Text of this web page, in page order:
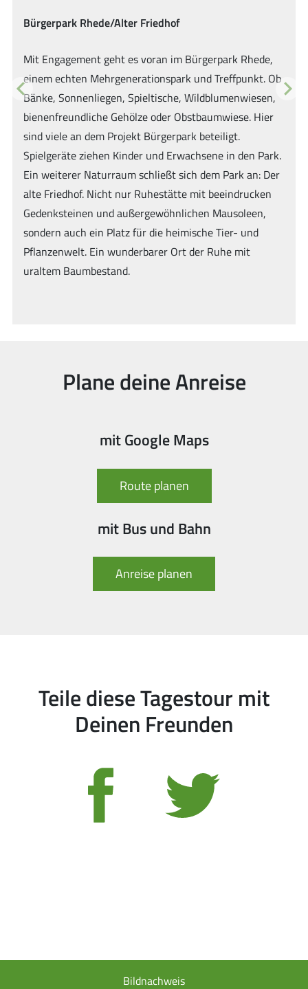
Ob
Hier
Park.
an: Der
NSG Burlo-Vardingholter Venn
Hören und Staunen: Geschätzte 4500 Jahre alt
Burlo Vardingholter Venn und schon im Jahre
wurde es zum Naturschutzgebiet erklärt. Das
74ha große Gebiet wuchs später auf 140ha.
wurde der sogenannte, benachbarte
Durch gezielte Schutzmaßnahmen kommen
Arten vor, die nur noch hier zu finden sind.
Klick hier:
Previous
Plane deine Anreise
mit Google Maps
Route planen
mit Bus und Bahn
Anreise planen
Teile diese Tagestour mit
Deinen Freunden